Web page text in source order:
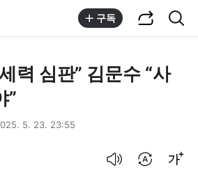
구독
력 심판” 김문수 “사
”
5. 23. 23:55